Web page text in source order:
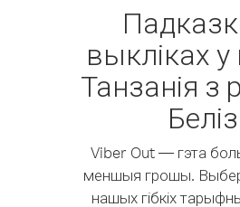
выкліках у
Танзанія з
Беліз
Viber Out — гэта
меншыя грошы.
нашых гібкіх